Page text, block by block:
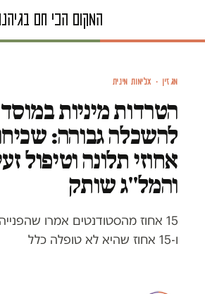
מגזין · אלימות מינית
הטרדות מיניות
להשכלה גבוהה:
אחוזי תלונה וטיפול
והמל"ג שותק
15 אחוז מהסטודנטים אמרו
ו-15 אחוז שהיא לא טופלה כלל